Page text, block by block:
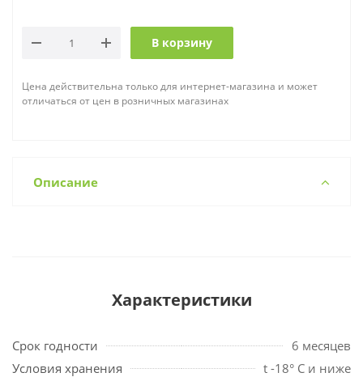
В корзину
Цена действительна только для интернет-магазина и может
отличаться от цен в розничных магазинах
Описание
Характеристики
Срок годности
6 месяцев
Условия хранения
t -18° С и ниже